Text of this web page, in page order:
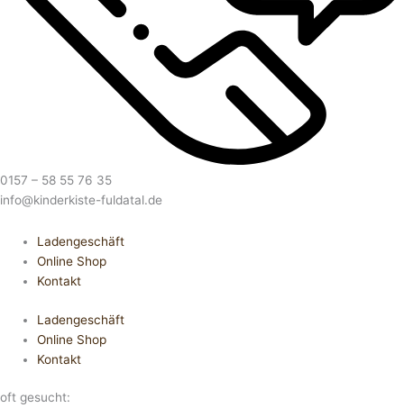
0157 – 58 55 76 35
info@kinderkiste-fuldatal.de
Ladengeschäft
Online Shop
Kontakt
Ladengeschäft
Online Shop
Kontakt
oft gesucht: